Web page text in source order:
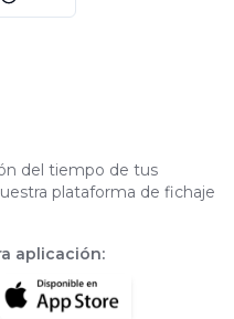
del tiempo de tus
plataforma de fichaje
aplicación: